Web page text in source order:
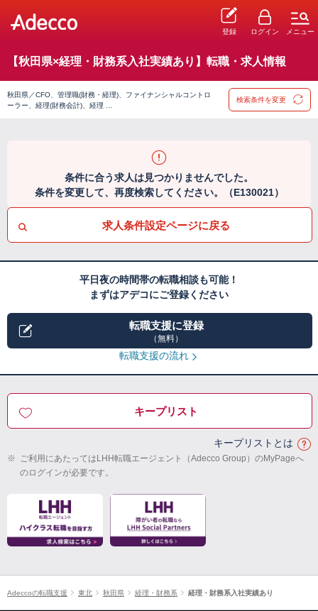
登録 ログイン メニュー
【秋田県×経理・財務系入社実績あり】転職・求人情報
秋田県／CFO、管理職(財務・経理)、ファイナンシャルコントロ
ーラー、経理(財務会計)、経理 …
検索条件を変更
条件に合う求人は見つかりませんでした。
条件を変更して、再度検索してください。（E130021）
求人条件設定ページに戻る
平日夜の時間帯の転職相談も可能！
まずはアデコにご登録ください
転職支援に登録
（無料）
転職支援の流れ
キープリスト
キープリストとは
※ ご利用にあたってはLHH転職エージェント（Adecco Group）のMyPageへ
のログインが必要です。
Adeccoの転職支援 東北 秋田県 経理・財務系 経理・財務系入社実績あり